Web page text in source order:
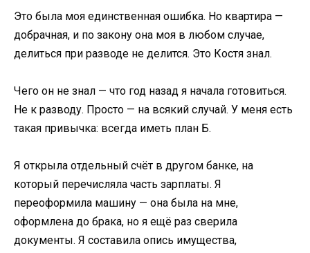
Это была моя единственная ошибка. Но квартира —
добрачная, и по закону она моя в любом случае,
делиться при разводе не делится. Это Костя знал.
Чего он не знал — что год назад я начала готовиться.
Не к разводу. Просто — на всякий случай. У меня есть
такая привычка: всегда иметь план Б.
Я открыла отдельный счёт в другом банке, на
который перечисляла часть зарплаты. Я
переоформила машину — она была на мне,
оформлена до брака, но я ещё раз сверила
документы. Я составила опись имущества,